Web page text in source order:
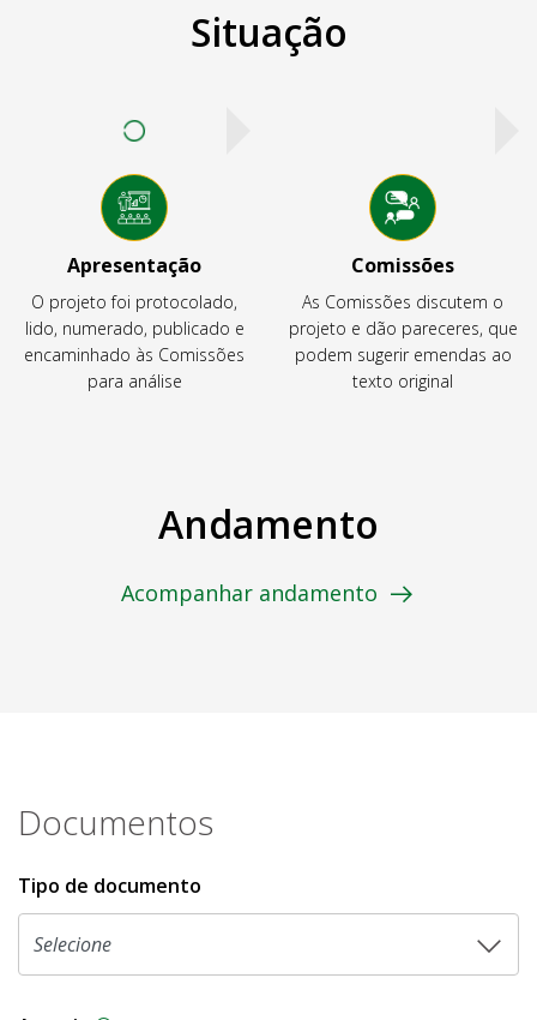
Situação
Apresentação
O projeto foi protocolado,
lido, numerado, publicado e
encaminhado às Comissões
para análise
Comissões
As Comissões discutem o
projeto e dão pareceres, que
podem sugerir emendas ao
texto original
Andamento
Acompanhar andamento
Documentos
Tipo de documento